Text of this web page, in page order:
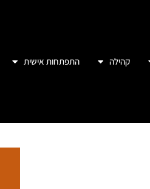
קהילה התפתחות אישית